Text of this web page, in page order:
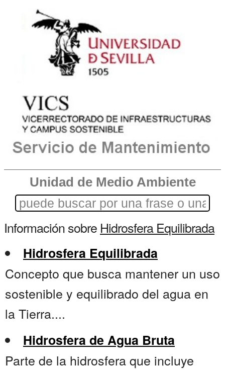
Unidad de Medio Ambiente
Información sobre Hidrosfera Equilibrada
Hidrosfera Equilibrada
Concepto que busca mantener un uso
sostenible y equilibrado del agua en
la Tierra....
Hidrosfera de Agua Bruta
Parte de la hidrosfera que incluye